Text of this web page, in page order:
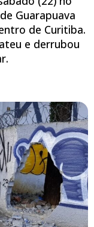
Guarapuava
de Curitiba.
e derrubou